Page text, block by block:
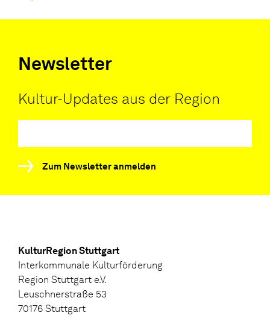
Newsletter
Kultur-Updates aus der Region
Zum Newsletter anmelden
KulturRegion Stuttgart
Interkommunale Kulturförderung
Region Stuttgart e.V.
Leuschnerstraße 53
70176 Stuttgart